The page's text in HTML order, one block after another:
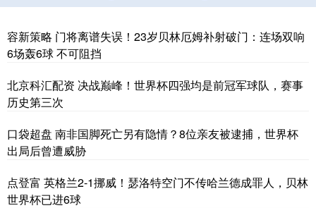
容新策略 门将离谱失误！23岁贝林厄姆补射破门：连场双响
6场轰6球 不可阻挡
北京科汇配资 决战巅峰！世界杯四强均是前冠军球队，赛事
历史第三次
口袋超盘 南非国脚死亡另有隐情？8位亲友被逮捕，世界杯
出局后曾遭威胁
点登富 英格兰2-1挪威！瑟洛特空门不传哈兰德成罪人，贝林
世界杯已进6球